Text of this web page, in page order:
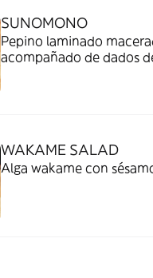
SUNOMONO
Pepino laminado
acompañado de dados
WAKAME SALAD
Alga wakame con